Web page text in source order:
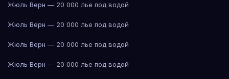
Жюль Верн — 20 000 лье под водой
Жюль Верн — 20 000 лье под водой
Жюль Верн — 20 000 лье под водой
Жюль Верн — 20 000 лье под водой